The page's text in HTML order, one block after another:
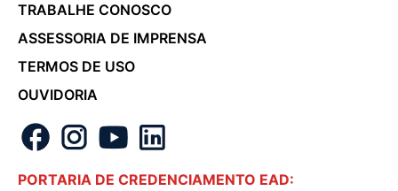
TRABALHE CONOSCO
ASSESSORIA DE IMPRENSA
TERMOS DE USO
OUVIDORIA
PORTARIA DE CREDENCIAMENTO EAD: